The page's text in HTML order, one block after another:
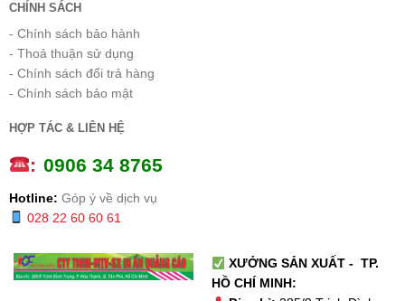
CHÍNH SÁCH
- Chính sách bảo hành
- Thoả thuận sử dụng
- Chính sách đổi trả hàng
- Chính sách bảo mật
HỢP TÁC & LIÊN HỆ
: 0906 34 8765
Hotline: Góp ý về dịch vụ
028 22 60 60 61
XƯỞNG SẢN XUẤT - TP.
HỒ CHÍ MINH: